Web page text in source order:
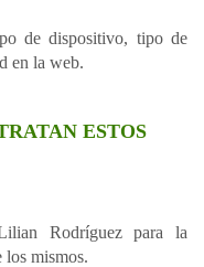
de dispositivo, tipo de
en la web.
ESTOS
Rodríguez para la
los mismos.